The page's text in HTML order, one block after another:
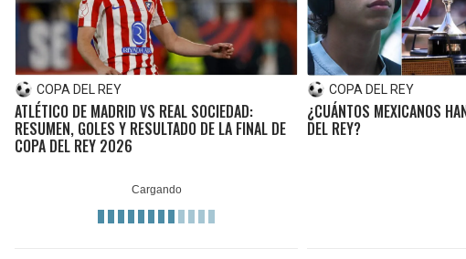
COPA DEL REY
ATLÉTICO DE MADRID VS REAL SOCIEDAD:
RESUMEN, GOLES Y RESULTADO DE LA FINAL DE
COPA DEL REY 2026
COPA DEL REY
¿CUÁNTOS MEXICANOS
DEL REY?